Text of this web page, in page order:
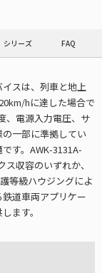
シリーズ FAQ
イスは、列車と地上
hに達した場合で
、電源入力電圧、サ
一部に準拠してい
す。AWK-3131A-
収容のいずれか、
等級ハウジングによ
道車両アプリケー
ます。